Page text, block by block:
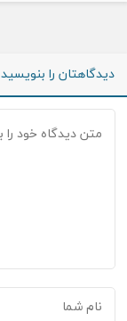
دیدگاهتان را بنویسید